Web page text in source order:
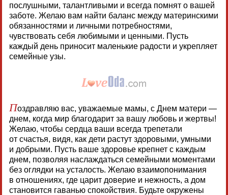
послушными, талантливыми и всегда помнят о вашей
заботе. Желаю вам найти баланс между материнскими
обязанностями и личными потребностями,
чувствовать себя любимыми и ценными. Пусть
каждый день приносит маленькие радости и укрепляет
семейные узы.
Поздравляю вас, уважаемые мамы, с Днем матери —
днем, когда мир благодарит за вашу любовь и жертвы!
Желаю, чтобы сердца ваши всегда трепетали
от счастья, видя, как дети растут здоровыми, умными
и добрыми. Пусть ваше здоровье крепнет с каждым
днем, позволяя наслаждаться семейными моментами
без оглядки на усталость. Желаю взаимопонимания
в отношениях, где царит доверие и нежность, а дом
становится гаванью спокойствия. Будьте окружены